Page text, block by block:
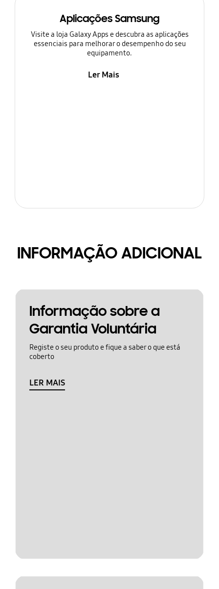
Aplicações Samsung
Visite a loja Galaxy Apps e descubra as aplicações
essenciais para melhorar o desempenho do seu
equipamento.
Ler Mais
INFORMAÇÃO ADICIONAL
Informação sobre a
Garantia Voluntária
Registe o seu produto e fique a saber o que está
coberto
LER MAIS